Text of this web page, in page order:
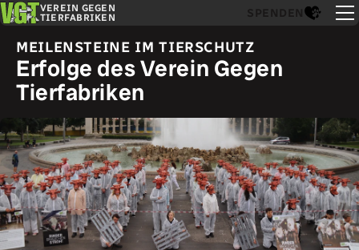
VEREIN GEGEN
TIERFABRIKEN
SPENDEN
MEILENSTEINE IM TIERSCHUTZ
Erfolge des Verein Gegen
Tierfabriken